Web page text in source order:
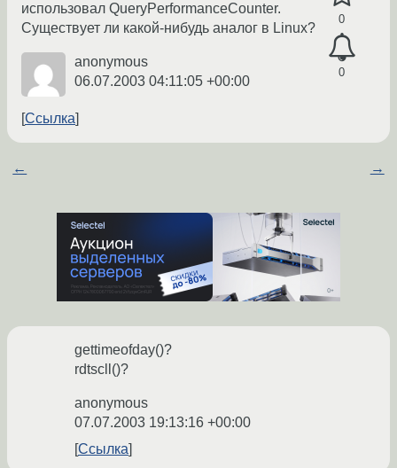
0
0
использовал QueryPerformanceCounter.
Существует ли какой-нибудь аналог в Linux?
anonymous
06.07.2003 04:11:05 +00:00
Ссылка
← →
gettimeofday()?
rdtscll()?
anonymous
07.07.2003 19:13:16 +00:00
Ссылка